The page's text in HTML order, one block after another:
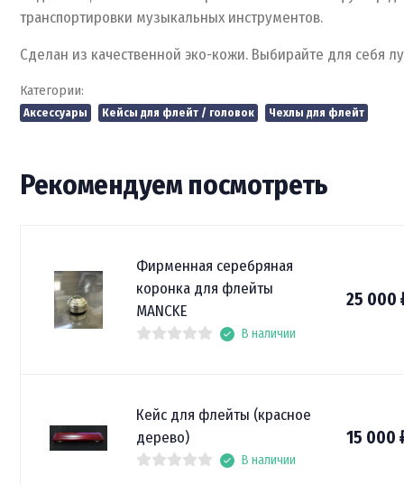
транспортировки музыкальных инструментов.
Сделан из качественной эко-кожи. Выбирайте для себя
Категории:
Аксессуары Кейсы для флейт / головок Чехлы для флейт
Рекомендуем посмотреть
Фирменная серебряная
коронка для флейты
MANCKE
В наличии
25 000
Кейс для флейты (красное
дерево)
В наличии
15 000